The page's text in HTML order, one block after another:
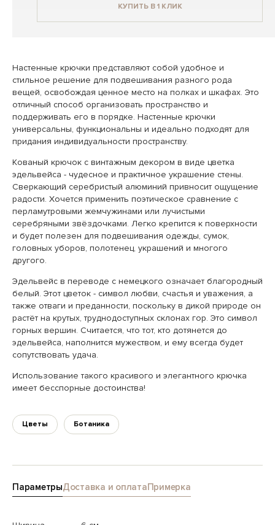
КУПИТЬ В 1 КЛИК
Настенные крючки представляют собой удобное и
стильное решение для подвешивания разного рода
вещей, освобождая ценное место на полках и шкафах. Это
отличный способ организовать пространство и
поддерживать его в порядке. Настенные крючки
универсальны, функциональны и идеально подходят для
придания индивидуальности пространству.
Кованый крючок с винтажным декором в виде цветка
эдельвейса - чудесное и практичное украшение стены.
Сверкающий серебристый алюминий привносит ощущение
радости. Хочется применить поэтическое сравнение с
перламутровыми жемчужинами или лучистыми
серебряными звёздочками. Легко крепится к поверхности
и будет полезен для подвешивания одежды, сумок,
головных уборов, полотенец, украшений и многого
другого.
Эдельвейс в переводе с немецкого означает благородный
белый. Этот цветок - символ любви, счастья и уважения, а
также отваги и преданности, поскольку в дикой природе он
растёт на крутых, труднодоступных склонах гор. Это символ
горных вершин. Считается, что тот, кто дотянется до
эдельвейса, наполнится мужеством, и ему всегда будет
сопутствовать удача.
Использование такого красивого и элегантного крючка
имеет бесспорные достоинства!
Цветы Ботаника
ПараметрыДоставка и оплатаПримерка